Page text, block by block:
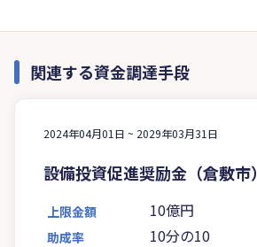
関連する資金調達手段
2024年04月01日 ~ 2029年03月31日
設備投資促進奨励金（倉敷市）
上限金額 10億円
助成率 10分の10